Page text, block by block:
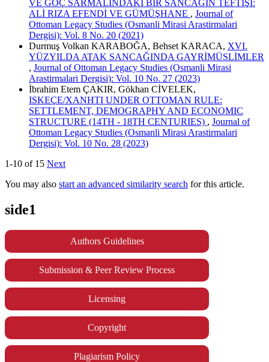
VE GÖÇ SARMALINDAKİ BİR SANCAĞIN TEFTİŞİ:
ALİ RIZA EFENDİ VE GÜMÜŞHANE , Journal of
Ottoman Legacy Studies (Osmanli Mirasi Arastirmalari
Dergisi): Vol. 8 No. 20 (2021)
Durmuş Volkan KARABOĞA, Behset KARACA, XVI.
YÜZYILDA ATAK SANCAĞINDA GAYRİMÜSLİMLER
, Journal of Ottoman Legacy Studies (Osmanli Mirasi
Arastirmalari Dergisi): Vol. 10 No. 27 (2023)
İbrahim Etem ÇAKIR, Gökhan CİVELEK,
ISKEÇE/XANHTI UNDER OTTOMAN RULE:
SETTLEMENT, DEMOGRAPHY AND ECONOMIC
STRUCTURE (14TH - 18TH CENTURIES) , Journal of
Ottoman Legacy Studies (Osmanli Mirasi Arastirmalari
Dergisi): Vol. 10 No. 28 (2023)
1-10 of 15 Next
You may also start an advanced similarity search for this article.
side1
Authors Guidelines
Submission & Peer Review Process
Licensing
Copyright
Plagiarism Policy